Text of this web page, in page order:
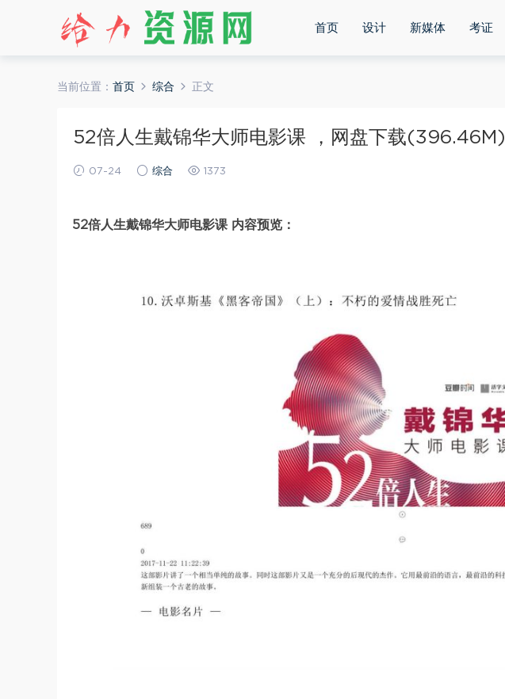
首页 设计 新媒体 考证
当前位置： 首页 综合 正文
52倍人生戴锦华大师电影课 ，网盘下载(396.46M)
07-24 综合 1373
52倍人生戴锦华大师电影课 内容预览：